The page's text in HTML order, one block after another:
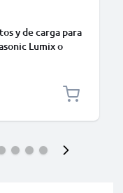
y de carga para
Lumix o